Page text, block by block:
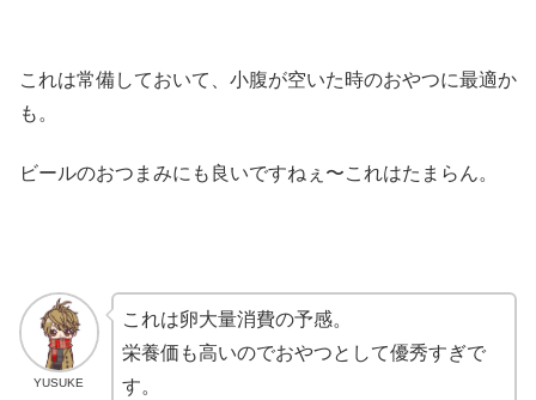
これは常備しておいて、小腹が空いた時のおやつに最適か
も。
ビールのおつまみにも良いですねぇ〜これはたまらん。
YUSUKE
これは卵大量消費の予感。
栄養価も高いのでおやつとして優秀すぎで
す。